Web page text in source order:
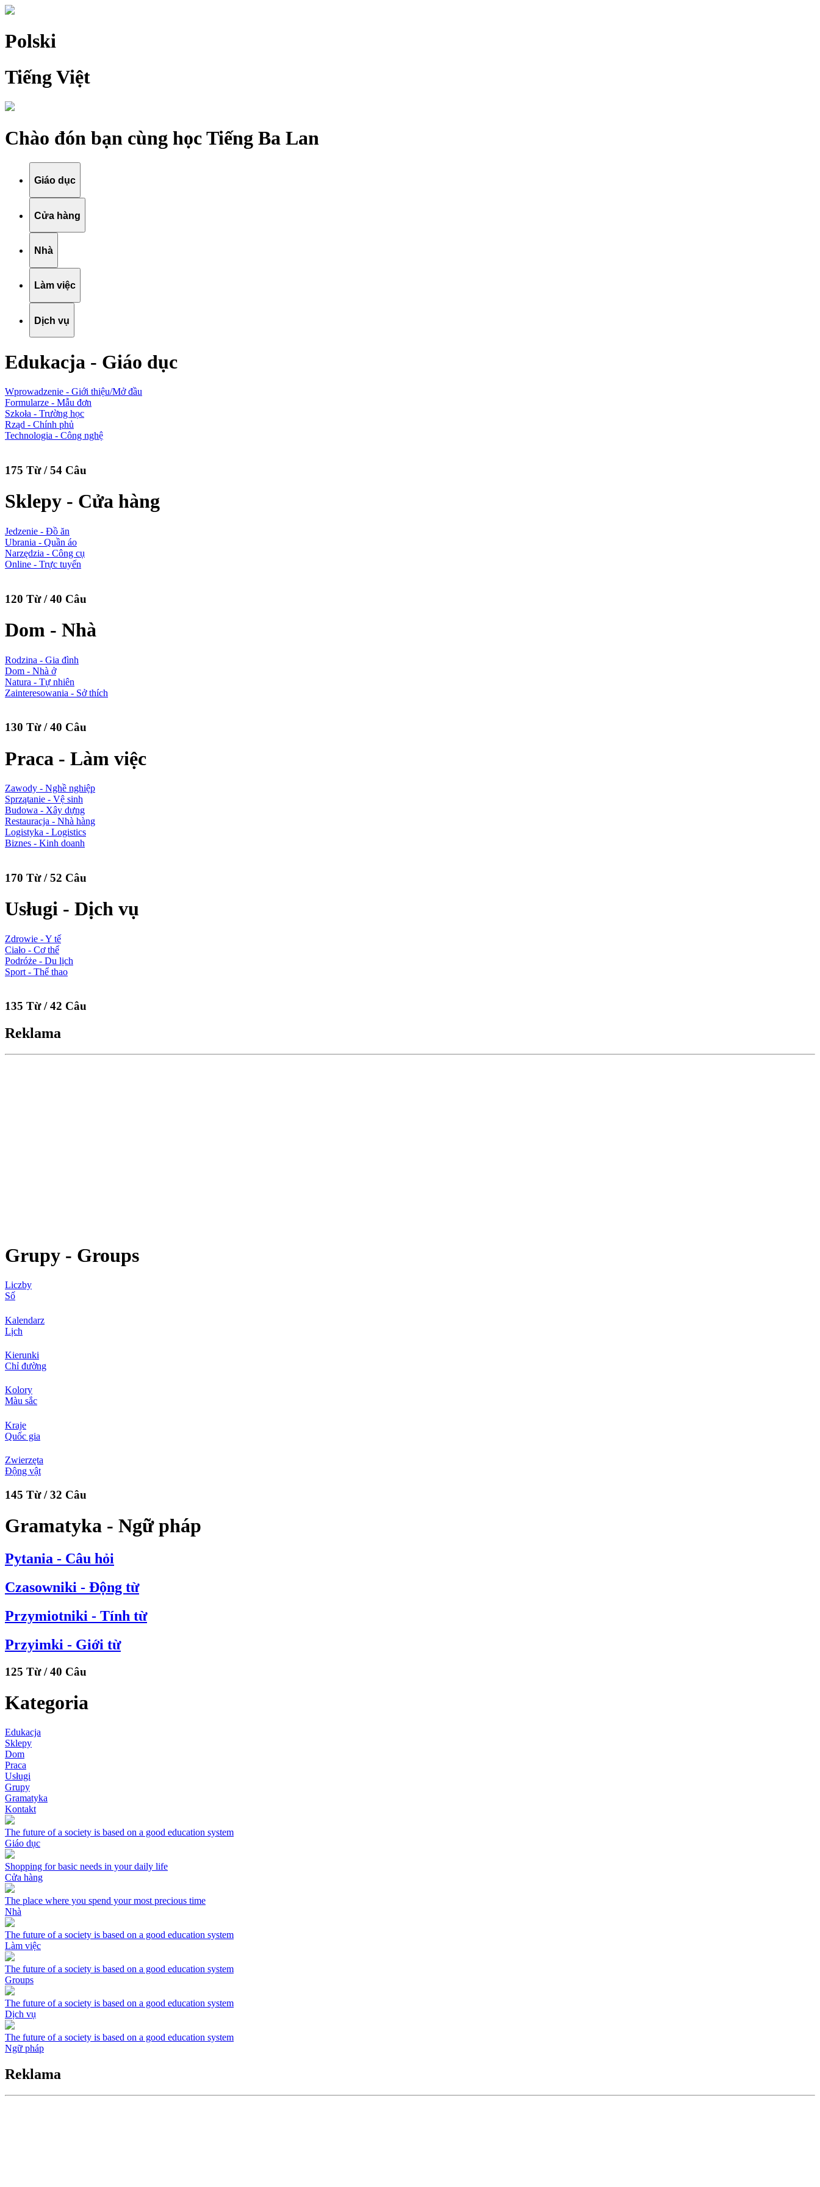
Polski
Tiếng Việt
Chào đón bạn cùng học Tiếng Ba Lan
Giáo dục
Cửa hàng
Nhà
Làm việc
Dịch vụ
Edukacja - Giáo dục
Wprowadzenie - Giới thiệu/Mở đầu
Formularze - Mẫu đơn
Szkoła - Trường học
Rząd - Chính phủ
Technologia - Công nghệ
175 Từ / 54 Câu
Sklepy - Cửa hàng
Jedzenie - Đồ ăn
Ubrania - Quần áo
Narzędzia - Công cụ
Online - Trực tuyến
120 Từ / 40 Câu
Dom - Nhà
Rodzina - Gia đình
Dom - Nhà ở
Natura - Tự nhiên
Zainteresowania - Sở thích
130 Từ / 40 Câu
Praca - Làm việc
Zawody - Nghề nghiệp
Sprzątanie - Vệ sinh
Budowa - Xây dựng
Restauracja - Nhà hàng
Logistyka - Logistics
Biznes - Kinh doanh
170 Từ / 52 Câu
Usługi - Dịch vụ
Zdrowie - Y tế
Ciało - Cơ thể
Podróże - Du lịch
Sport - Thể thao
135 Từ / 42 Câu
Reklama
Grupy - Groups
Liczby
Số
Kalendarz
Lịch
Kierunki
Chỉ đường
Kolory
Màu sắc
Kraje
Quốc gia
Zwierzęta
Động vật
145 Từ / 32 Câu
Gramatyka - Ngữ pháp
Pytania - Câu hỏi
Czasowniki - Động từ
Przymiotniki - Tính từ
Przyimki - Giới từ
125 Từ / 40 Câu
Kategoria
Edukacja
Sklepy
Dom
Praca
Usługi
Grupy
Gramatyka
Kontakt
The future of a society is based on a good education system
Giáo dục
Shopping for basic needs in your daily life
Cửa hàng
The place where you spend your most precious time
Nhà
The future of a society is based on a good education system
Làm việc
The future of a society is based on a good education system
Groups
The future of a society is based on a good education system
Dịch vụ
The future of a society is based on a good education system
Ngữ pháp
Reklama